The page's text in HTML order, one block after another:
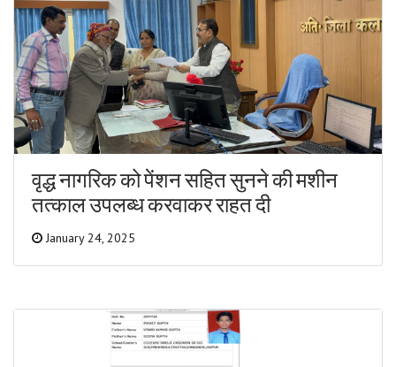
वृद्ध नागरिक को पेंशन सहित सुनने की मशीन
तत्काल उपलब्ध करवाकर राहत दी
January 24, 2025